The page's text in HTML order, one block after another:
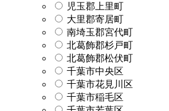
児玉郡上里町
大里郡寄居町
南埼玉郡宮代町
北葛飾郡杉戸町
北葛飾郡松伏町
千葉市中央区
千葉市花見川区
千葉市稲毛区